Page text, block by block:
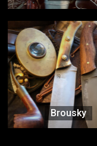
Brousky